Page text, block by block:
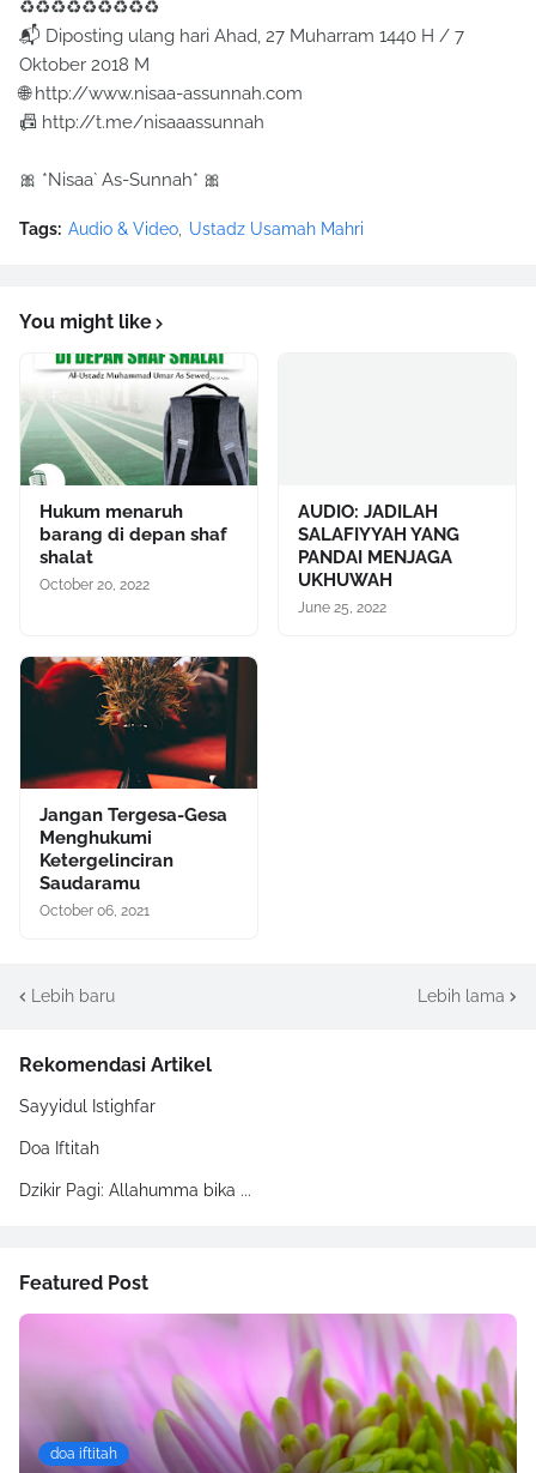
♻♻♻♻♻♻♻♻♻
📬 Diposting ulang hari Ahad, 27 Muharram 1440 H / 7
Oktober 2018 M
🌐 http://www.nisaa-assunnah.com
📠 http://t.me/nisaaassunnah
🎀 *Nisaa` As-Sunnah* 🎀
Tags: Audio & Video Ustadz Usamah Mahri
You might like
Hukum menaruh
barang di depan shaf
shalat
October 20, 2022
AUDIO: JADILAH
SALAFIYYAH YANG
PANDAI MENJAGA
UKHUWAH
June 25, 2022
Jangan Tergesa-Gesa
Menghukumi
Ketergelinciran
Saudaramu
October 06, 2021
Lebih baru Lebih lama
Rekomendasi Artikel
Sayyidul Istighfar
Doa Iftitah
Dzikir Pagi: Allahumma bika ...
Featured Post
doa iftitah